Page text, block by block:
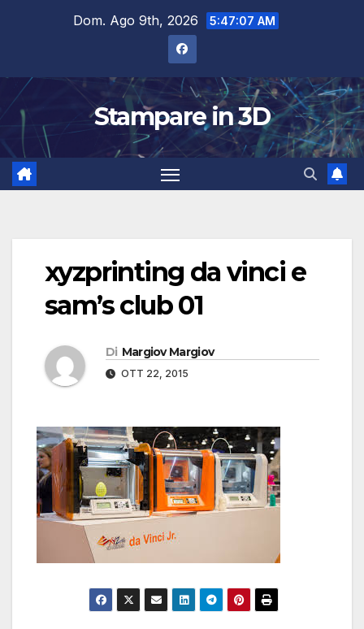
Dom. Ago 9th, 2026 5:47:07 AM
Stampare in 3D
xyzprinting da vinci e
sam’s club 01
Di Margiov Margiov
OTT 22, 2015